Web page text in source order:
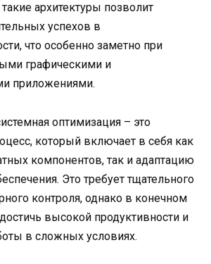
архитектуры позволит
успехов в
что особенно заметно при
графическими и
приложениями.
оптимизация – это
который включает в себя как
компонентов, так и адаптацию
Это требует тщательного
контроля, однако в конечном
высокой продуктивности и
в сложных условиях.